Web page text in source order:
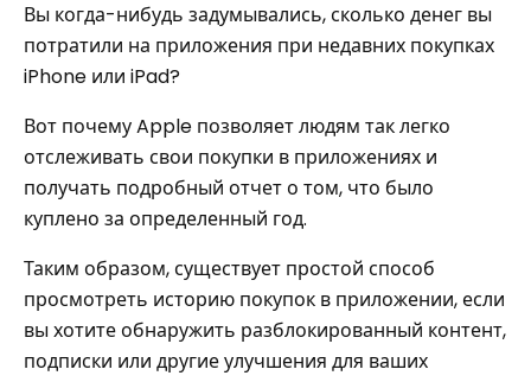
Вы когда-нибудь задумывались, сколько денег вы
потратили на приложения при недавних покупках
iPhone или iPad?
Вот почему Apple позволяет людям так легко
отслеживать свои покупки в приложениях и
получать подробный отчет о том, что было
куплено за определенный год.
Таким образом, существует простой способ
просмотреть историю покупок в приложении, если
вы хотите обнаружить разблокированный контент,
подписки или другие улучшения для ваших